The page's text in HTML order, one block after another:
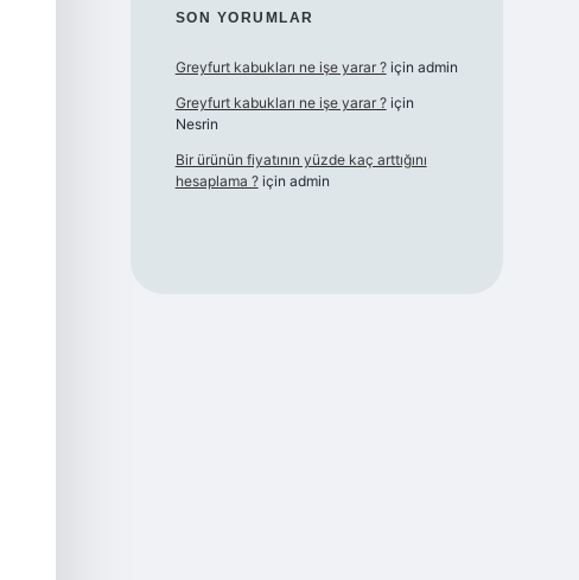
SON YORUMLAR
Greyfurt kabukları ne işe yarar ?için admin
Greyfurt kabukları ne işe yarar ?için
Nesrin
Bir ürünün fiyatının yüzde kaç arttığını
hesaplama ?için admin